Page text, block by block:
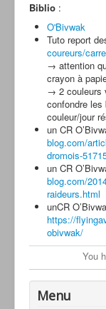
Biblio :
O'Bivwak
Tuto report
coureurs/
→ attention
crayon à
→ 2 couleurs
confondre
couleur/jour
un CR
blog.com/
dromois-
un CR
blog.com/
raideurs.html
unCR
https://
obivwak/
You
Menu